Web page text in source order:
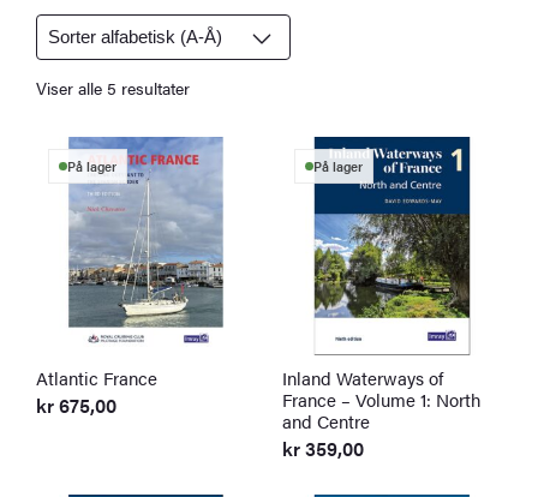
Viser alle 5 resultater
På lager
Atlantic France
kr675,00
På lager
Inland Waterways of
France – Volume 1: North
and Centre
kr359,00